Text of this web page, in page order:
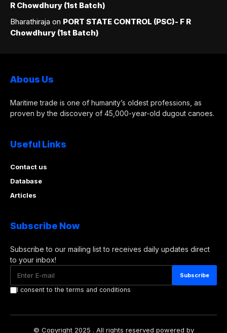
R Chowdhury (1st Batch)
Bharathiraja on PORT STATE CONTROL (PSC)- F R
Chowdhury (1st Batch)
Abous Us
Maritime trade is one of humanity’s oldest professions, as
proven by the discovery of 45,000-year-old dugout canoes.
Useful Links
Contact us
Database
Articles
Subscribe Now
Subscribe to our mailing list to receives daily updates direct
to your inbox!
I consent to the terms and conditions
© Copyright 2025 . All rights reserved powered by